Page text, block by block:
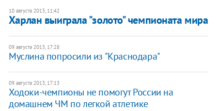
10 августа 2013, 11:42
Харлан выиграла "золото" чемпионата мира
09 августа 2013, 17:28
Муслина попросили из "Краснодара"
09 августа 2013, 17:13
Ходоки-чемпионы не помогут России на
домашнем ЧМ по легкой атлетике